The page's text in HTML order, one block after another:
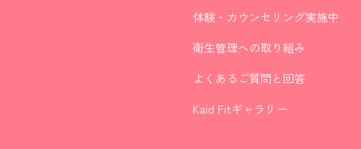
体験・カウンセリング実施中
衛生管理への取り組み
よくあるご質問と回答
Kaid Fitギャラリー